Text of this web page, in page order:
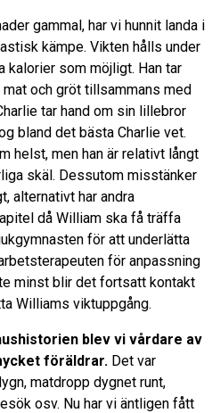
gammal, har vi hunnit landa i
kämpe. Vikten hålls under
kalorier som möjligt. Han tar
och gröt tillsammans med
tar hand om sin lillebror
bland det bästa Charlie vet.
helst, men han är relativt långt
skäl. Dessutom misstänker
alternativt har andra
då William ska få träffa
för att underlätta
för anpassning
minst blir det fortsatt kontakt
Williams viktuppgång.
blev vi vårdare av
föräldrar. Det var
matdropp dygnet runt,
osv. Nu har vi äntligen fått